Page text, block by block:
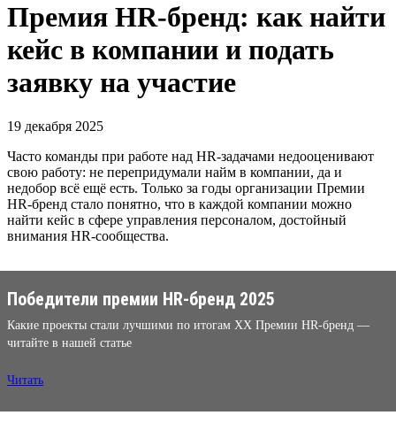
Премия HR-бренд: как найти
кейс в компании и подать
заявку на участие
19 декабря 2025
Часто команды при работе над HR-задачами недооценивают
свою работу: не перепридумали найм в компании, да и
недобор всё ещё есть. Только за годы организации Премии
HR-бренд стало понятно, что в каждой компании можно
найти кейс в сфере управления персоналом, достойный
внимания HR-сообщества.
Победители премии HR-бренд 2025
Какие проекты стали лучшими по итогам XX Премии HR-бренд —
читайте в нашей статье
Читать